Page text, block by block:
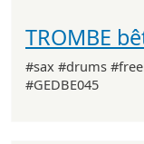
TROMBE
#sax #drums
#GEDBE045